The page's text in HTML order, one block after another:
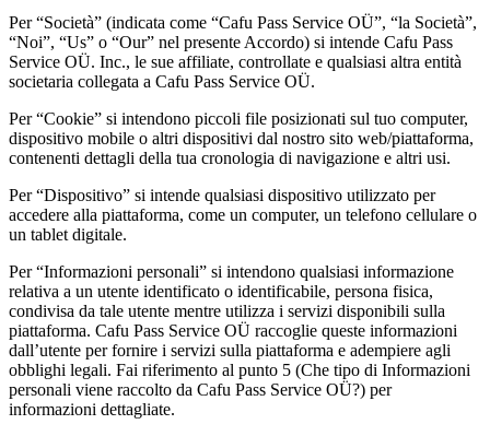
Per “Società” (indicata come “Cafu Pass Service OÜ”, “la Società”,
“Noi”, “Us” o “Our” nel presente Accordo) si intende Cafu Pass
Service OÜ. Inc., le sue affiliate, controllate e qualsiasi altra entità
societaria collegata a Cafu Pass Service OÜ.
Per “Cookie” si intendono piccoli file posizionati sul tuo computer,
dispositivo mobile o altri dispositivi dal nostro sito web/piattaforma,
contenenti dettagli della tua cronologia di navigazione e altri usi.
Per “Dispositivo” si intende qualsiasi dispositivo utilizzato per
accedere alla piattaforma, come un computer, un telefono cellulare o
un tablet digitale.
Per “Informazioni personali” si intendono qualsiasi informazione
relativa a un utente identificato o identificabile, persona fisica,
condivisa da tale utente mentre utilizza i servizi disponibili sulla
piattaforma. Cafu Pass Service OÜ raccoglie queste informazioni
dall’utente per fornire i servizi sulla piattaforma e adempiere agli
obblighi legali. Fai riferimento al punto 5 (Che tipo di Informazioni
personali viene raccolto da Cafu Pass Service OÜ?) per
informazioni dettagliate.